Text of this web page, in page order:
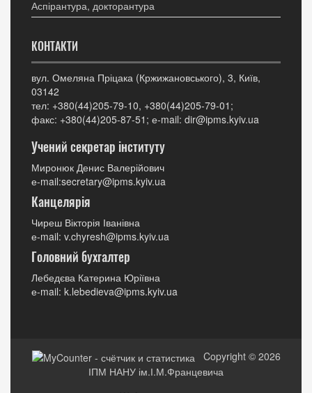
Аспірантура, докторантура
КОНТАКТИ
вул. Омеляна Пріцака (Кржижановського), 3, Київ,
03142
тел: +380(44)205-79-10, +380(44)205-79-01;
факс: +380(44)205-87-51; е-mail: dir@ipms.kyiv.ua
Учений секретар інституту
Миронюк Денис Валерійович
е-mail:secretary@ipms.kyiv.ua
Канцелярія
Чиреш Вікторія Іванівна
е-mail: v.chyresh@ipms.kyiv.ua
Головний бухгалтер
Лебедєва Катерина Юріївна
е-mail: k.lebedieva@ipms.kyiv.ua
Copyright © 2026
ІПМ НАНУ ім.І.М.Францевича